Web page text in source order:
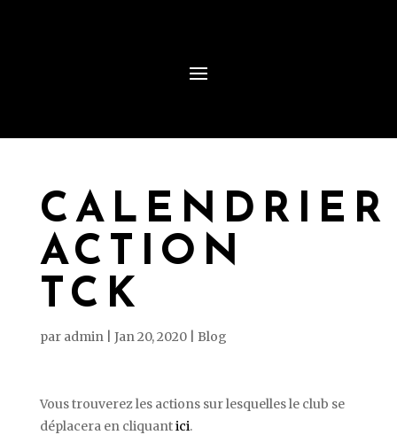
CALENDRIER
ACTION
TCK
par admin| Jan 20, 2020| Blog
Vous trouverez les actions sur lesquelles le club se
déplacera en cliquantici.